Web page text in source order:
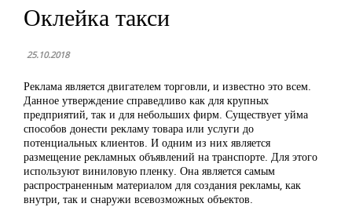
Оклейка такси
25.10.2018
Реклама является двигателем торговли, и известно это всем.
Данное утверждение справедливо как для крупных
предприятий, так и для небольших фирм. Существует уйма
способов донести рекламу товара или услуги до
потенциальных клиентов. И одним из них является
размещение рекламных объявлений на транспорте. Для этого
используют виниловую пленку. Она является самым
распространенным материалом для создания рекламы, как
внутри, так и снаружи всевозможных объектов.